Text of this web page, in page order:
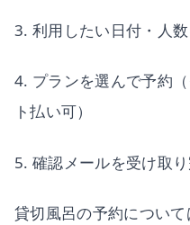
3. 利用したい日付・人
4. プランを選んで予約
ト払い可）
5. 確認メールを受け取
貸切風呂の予約につい